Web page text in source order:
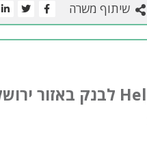
שיתוף משרה